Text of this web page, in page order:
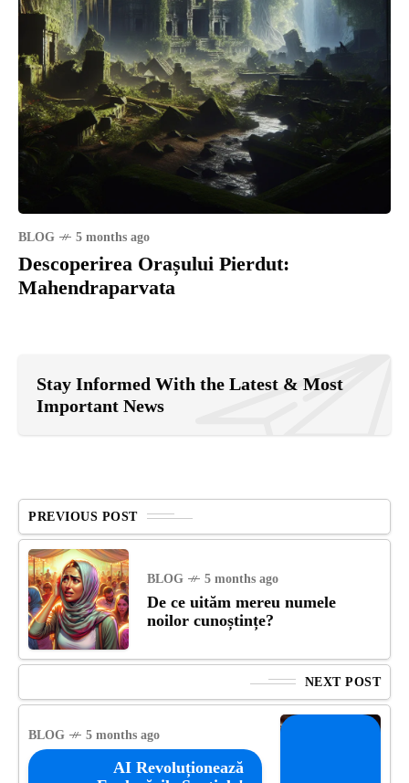
BLOG 5 months ago
Descoperirea Orașului Pierdut:
Mahendraparvata
Stay Informed With the Latest & Most
Important News
PREVIOUS POST
BLOG 5 months ago
De ce uităm mereu numele
noilor cunoștințe?
NEXT POST
BLOG 5 months ago
AI Revoluționează